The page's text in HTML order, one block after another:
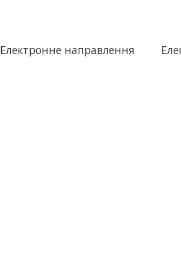
Електронне направлення